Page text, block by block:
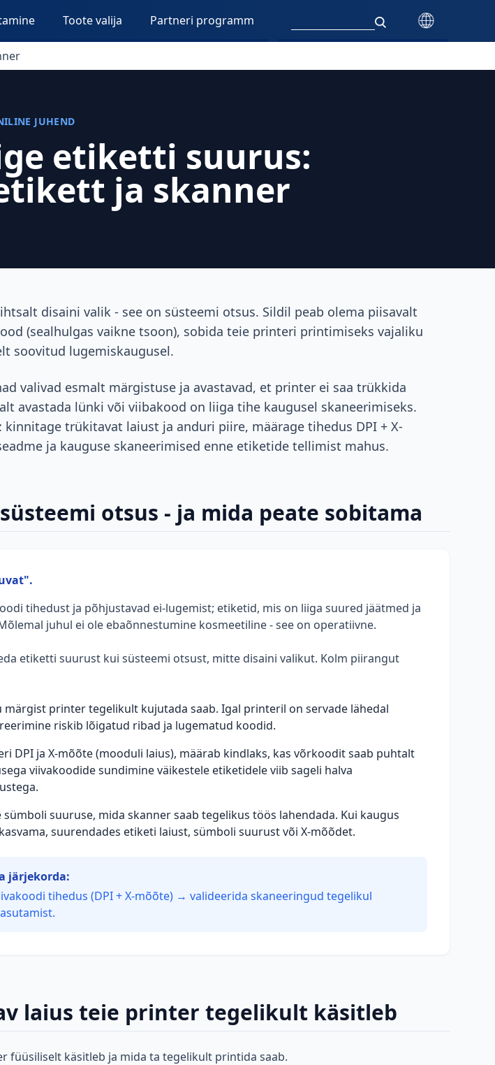
Toote valija Partneri programm
JUHEND
etiketti suurus:
ja skanner
disaini valik - see on süsteemi otsus. Sildil peab olema piisavalt
(sealhulgas vaikne tsoon), sobida teie printeri printimiseks vajaliku
soovitud lugemiskaugusel.
valivad esmalt märgistuse ja avastavad, et printer ei saa trükkida
avastada lünki või viibakood on liiga tihe kaugusel skaneerimiseks.
trükitavat laiust ja anduri piire, määrage tihedus DPI + X-
ja kauguse skaneerimised enne etiketide tellimist mahus.
otsus - ja mida peate sobitama
tihedust ja põhjustavad ei-lugemist; etiketid, mis on liiga suured jäätmed ja
juhul ei ole ebaõnnestumine kosmeetiline - see on operatiivne.
etiketti suurust kui süsteemi otsust, mitte disaini valikut. Kolm piirangut
printer tegelikult kujutada saab. Igal printeril on servade lähedal
riskib lõigatud ribad ja lugematud koodid.
DPI ja X-mõõte (mooduli laius), määrab kindlaks, kas võrkoodit saab puhtalt
viivakoodide sundimine väikestele etiketidele viib sageli halva
suuruse, mida skanner saab tegelikus töös lahendada. Kui kaugus
suurendades etiketi laiust, sümboli suurust või X-mõõdet.
järjekorda:
tihedus (DPI + X-mõõte) → valideerida skaneeringud tegelikul
laius teie printer tegelikult käsitleb
füüsiliselt käsitleb ja mida ta tegelikult printida saab.